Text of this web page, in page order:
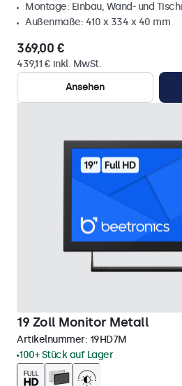
Montage: Einbau, Wand- und
Außenmaße: 410 x 334 x 40 mm
369,00 €
439,11 € inkl. MwSt.
Ansehen
19 Zoll Monitor Metall
Artikelnummer: 19HD7M
100+ Stück auf Lager